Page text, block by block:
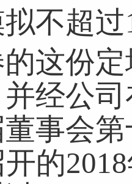
不超
这份
经公
事会
开的